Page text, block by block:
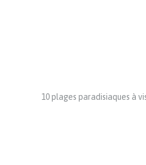
10 plages paradisiaques à